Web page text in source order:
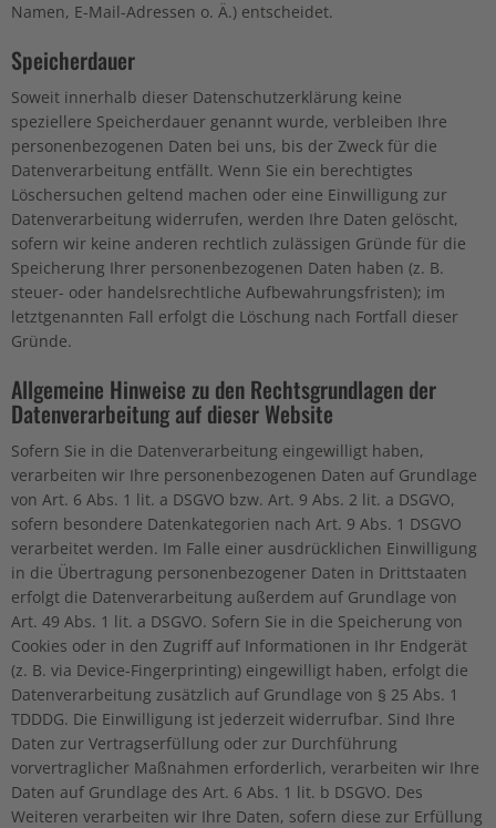
Namen, E-Mail-Adressen o. Ä.) entscheidet.
Speicherdauer
Soweit innerhalb dieser Datenschutzerklärung keine
speziellere Speicherdauer genannt wurde, verbleiben Ihre
personenbezogenen Daten bei uns, bis der Zweck für die
Datenverarbeitung entfällt. Wenn Sie ein berechtigtes
Löschersuchen geltend machen oder eine Einwilligung zur
Datenverarbeitung widerrufen, werden Ihre Daten gelöscht,
sofern wir keine anderen rechtlich zulässigen Gründe für die
Speicherung Ihrer personenbezogenen Daten haben (z. B.
steuer- oder handelsrechtliche Aufbewahrungsfristen); im
letztgenannten Fall erfolgt die Löschung nach Fortfall dieser
Gründe.
Allgemeine Hinweise zu den Rechtsgrundlagen der
Datenverarbeitung auf dieser Website
Sofern Sie in die Datenverarbeitung eingewilligt haben,
verarbeiten wir Ihre personenbezogenen Daten auf Grundlage
von Art. 6 Abs. 1 lit. a DSGVO bzw. Art. 9 Abs. 2 lit. a DSGVO,
sofern besondere Datenkategorien nach Art. 9 Abs. 1 DSGVO
verarbeitet werden. Im Falle einer ausdrücklichen Einwilligung
in die Übertragung personenbezogener Daten in Drittstaaten
erfolgt die Datenverarbeitung außerdem auf Grundlage von
Art. 49 Abs. 1 lit. a DSGVO. Sofern Sie in die Speicherung von
Cookies oder in den Zugriff auf Informationen in Ihr Endgerät
(z. B. via Device-Fingerprinting) eingewilligt haben, erfolgt die
Datenverarbeitung zusätzlich auf Grundlage von § 25 Abs. 1
TDDDG. Die Einwilligung ist jederzeit widerrufbar. Sind Ihre
Daten zur Vertragserfüllung oder zur Durchführung
vorvertraglicher Maßnahmen erforderlich, verarbeiten wir Ihre
Daten auf Grundlage des Art. 6 Abs. 1 lit. b DSGVO. Des
Weiteren verarbeiten wir Ihre Daten, sofern diese zur Erfüllung